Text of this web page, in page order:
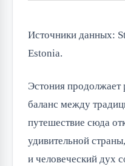
Источники данных:
Estonia.
Эстония продолжает
баланс между
путешествие сюда
удивительной
и человеческий дух